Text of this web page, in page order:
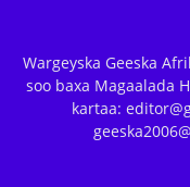
Wargeyska Geeska
soo baxa Magaalada
kartaa: